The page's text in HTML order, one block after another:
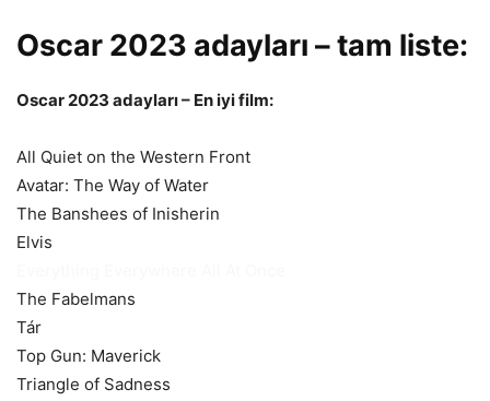
Oscar 2023 adayları – tam liste:
Oscar 2023 adayları – En iyi film:
All Quiet on the Western Front
Avatar: The Way of Water
The Banshees of Inisherin
Elvis
The Fabelmans
Tár
Top Gun: Maverick
Triangle of Sadness